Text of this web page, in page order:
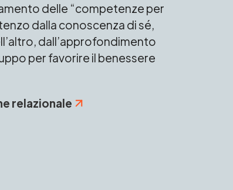
delle “competenze per
dalla conoscenza di sé,
dall’approfondimento
per favorire il benessere
relazionale